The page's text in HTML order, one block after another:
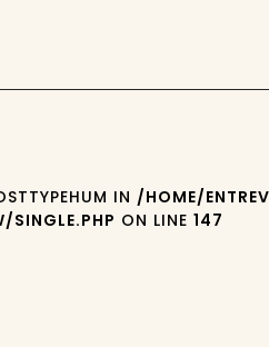
IN /HOME/
SINGLE.PHP ON LINE147